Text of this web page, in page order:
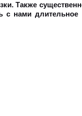
Также
с нами длительное